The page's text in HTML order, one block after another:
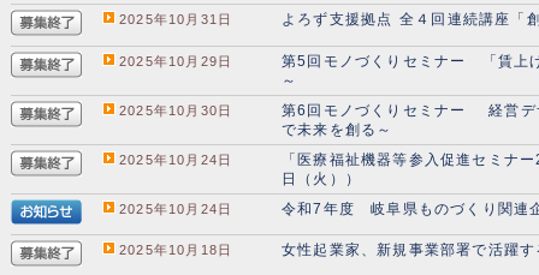
2025年10月31日 よろず支援拠点 全４回連続講座「
2025年10月29日
第5回モノづくりセミナー 「賃上
～
2025年10月30日
第6回モノづくりセミナー 経営デ
で未来を創る～
2025年10月24日
「医療福祉機器等参入促進セミナ
日（火））
2025年10月24日 令和7年度 岐阜県ものづくり関連
2025年10月18日 女性起業家、新規事業部署で活躍